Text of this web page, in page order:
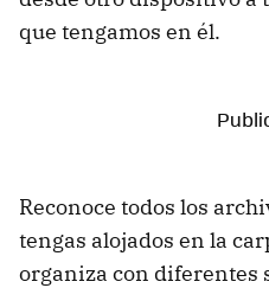
que tengamos en él.
Reconoce todos los
tengas alojados en la
organiza con diferentes